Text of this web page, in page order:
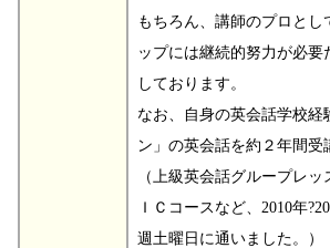
もちろん、講師のプロとし
ップには継続的努力が必要
しております。
なお、自身の英会話学校経
ン」の英会話を約２年間受
（上級英会話グループレッ
ＩＣコースなど、2010年
週土曜日に通いました。）